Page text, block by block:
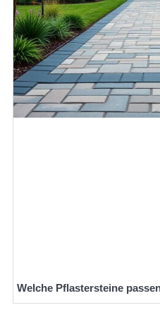
Welche Pflastersteine